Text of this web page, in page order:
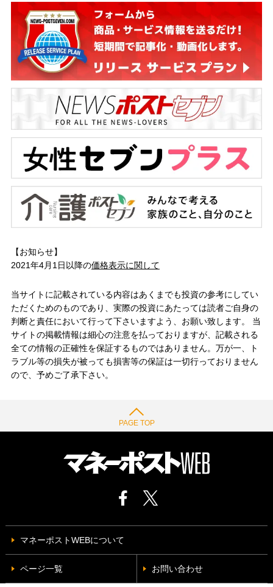
【お知らせ】
2021年4月1日以降の価格表示に関して
当サイトに記載されている内容はあくまでも投資の参考にしてい
ただくためのものであり、実際の投資にあたっては読者ご自身の
判断と責任において行って下さいますよう、お願い致します。 当
サイトの掲載情報は細心の注意を払っておりますが、記載される
全ての情報の正確性を保証するものではありません。万が一、ト
ラブル等の損失が被っても損害等の保証は一切行っておりません
ので、予めご了承下さい。
PAGE TOP
マネーポストWEBについて
ページ一覧 お問い合わせ